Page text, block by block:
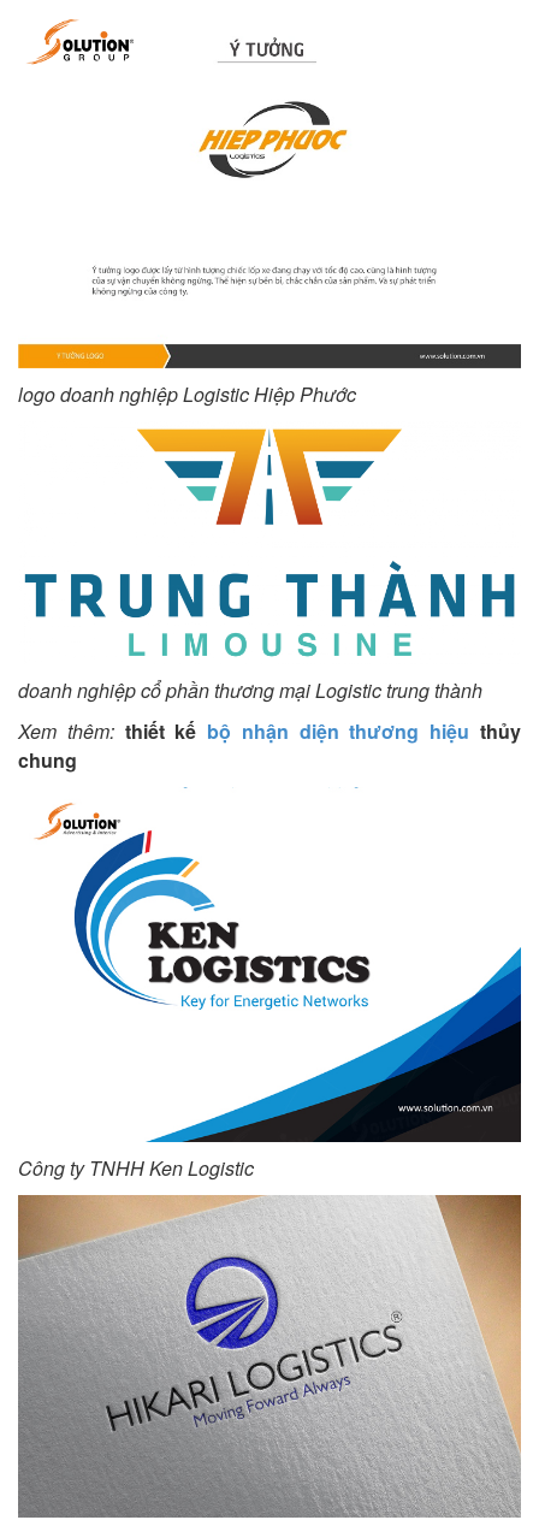
logo doanh nghiệp Logistic Hiệp Phước
doanh nghiệp cổ phần thương mại Logistic trung thành
Xem thêm: thiết kế bộ nhận diện thương hiệu thủy
chung
Công ty TNHH Ken Logistic